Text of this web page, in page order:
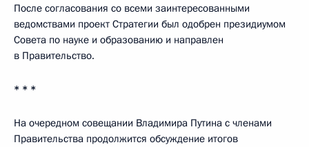
После согласования со всеми заинтересованными
ведомствами проект Стратегии был одобрен президиумом
Совета по науке и образованию и направлен
в Правительство.
* * *
На очередном совещании Владимира Путина с членами
Правительства продолжится обсуждение итогов